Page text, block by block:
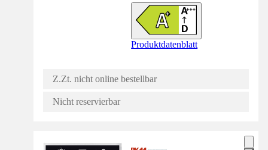
Produktdatenblatt
Z.Zt. nicht online bestellbar
Nicht reservierbar